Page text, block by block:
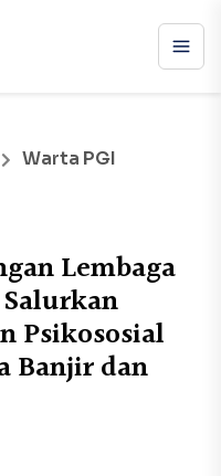
Warta PGI
Lembaga
Psikososial
Banjir dan